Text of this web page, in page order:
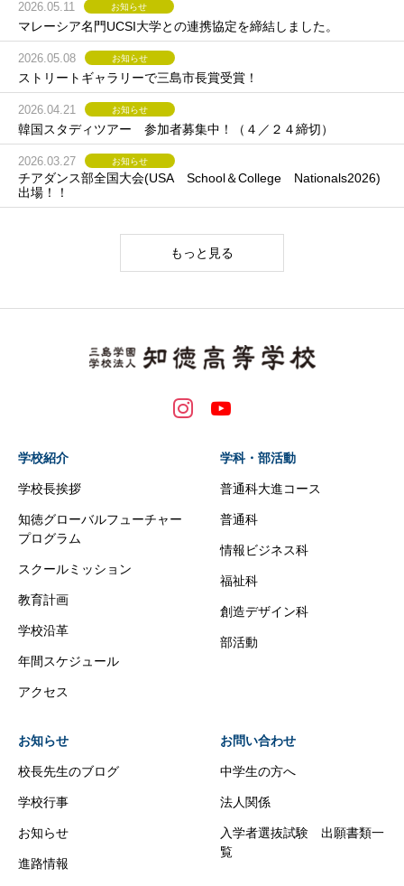
2026.05.11 お知らせ
マレーシア名門UCSI大学との連携協定を締結しました。
2026.05.08 お知らせ
ストリートギャラリーで三島市長賞受賞！
2026.04.21 お知らせ
韓国スタディツアー 参加者募集中！（４／２４締切）
2026.03.27 お知らせ
チアダンス部全国大会(USA School＆College Nationals2026)
出場！！
もっと見る
学校紹介
学校長挨拶
知徳グローバルフューチャー
プログラム
スクールミッション
教育計画
学校沿革
年間スケジュール
アクセス
学科・部活動
普通科大進コース
普通科
情報ビジネス科
福祉科
創造デザイン科
部活動
お知らせ
校長先生のブログ
学校行事
お知らせ
進路情報
お問い合わせ
中学生の方へ
法人関係
入学者選抜試験 出願書類一
覧